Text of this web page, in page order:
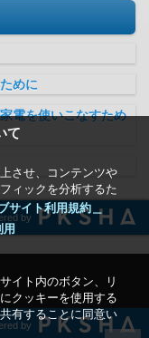
て
させ、コンテンツや
ィックを分析するた
サイト利用規約＿
イト内のボタン、リ
クッキーを使用する
有することに同意い
by
by